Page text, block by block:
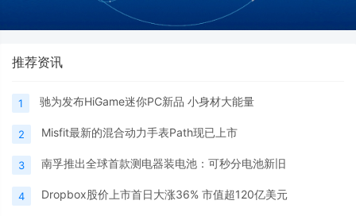
推荐资讯
1 驰为发布HiGame迷你PC新品 小身材大能量
2 Misfit最新的混合动力手表Path现已上市
3 南孚推出全球首款测电器装电池：可秒分电池新旧
4 Dropbox股价上市首日大涨36% 市值超120亿美元